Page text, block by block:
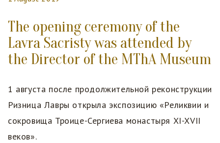
The opening ceremony of the
Lavra Sacristy was attended by
the Director of the MThA Museum
1 августа после продолжительной реконструкции
Ризница Лавры открыла экспозицию «Реликвии и
сокровища Троице-Сергиева монастыря XI-XVII
веков».